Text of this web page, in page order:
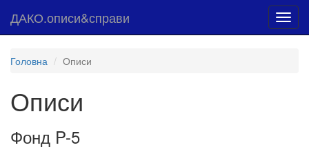
ДАКО.описи&справи
Головна Описи
Описи
Фонд P-5